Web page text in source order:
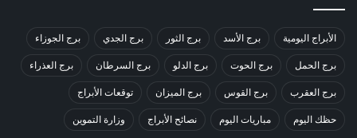
الأبراج اليومية برج الأسد برج الثور برج الجدي برج الجوزاء
برج الحمل برج الحوت برج الدلو برج السرطان برج العذراء
برج العقرب برج القوس برج الميزان توقعات الأبراج
حظك اليوم مباريات اليوم نصائح الأبراج وزارة التموين